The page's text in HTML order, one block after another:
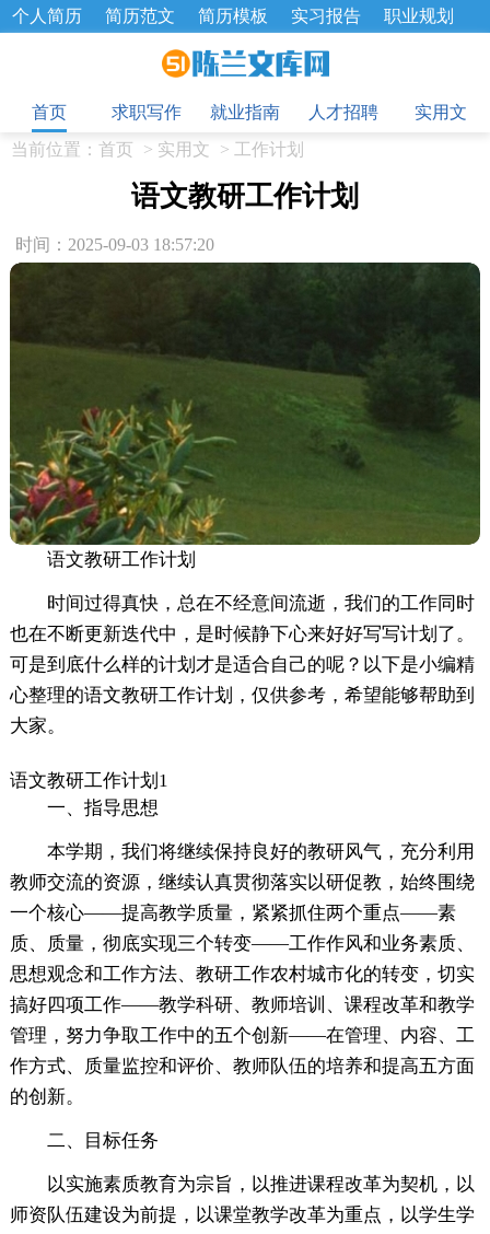
个人简历 简历范文 简历模板 实习报告
职业规划
招聘选拔 绩效考核 企业文化
工作总结
辞职报告
首页
求职写作 就业指南 人才招聘
实用文
当前位置： 首页 > 实用文 > 工作计划
语文教研工作计划
时间：2025-09-03 18:57:20
语文教研工作计划
时间过得真快，总在不经意间流逝，我们的工作同时
也在不断更新迭代中，是时候静下心来好好写写计划了。
可是到底什么样的计划才是适合自己的呢？以下是小编精
心整理的语文教研工作计划，仅供参考，希望能够帮助到
大家。
语文教研工作计划1
一、指导思想
本学期，我们将继续保持良好的教研风气，充分利用
教师交流的资源，继续认真贯彻落实以研促教，始终围绕
一个核心——提高教学质量，紧紧抓住两个重点——素
质、质量，彻底实现三个转变——工作作风和业务素质、
思想观念和工作方法、教研工作农村城市化的转变，切实
搞好四项工作——教学科研、教师培训、课程改革和教学
管理，努力争取工作中的五个创新——在管理、内容、工
作方式、质量监控和评价、教师队伍的培养和提高五方面
的创新。
二、目标任务
以实施素质教育为宗旨，以推进课程改革为契机，以
师资队伍建设为前提，以课堂教学改革为重点，以学生学